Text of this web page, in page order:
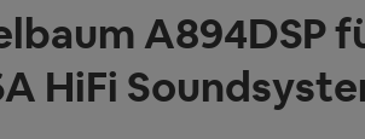
A894DSP
HiFi